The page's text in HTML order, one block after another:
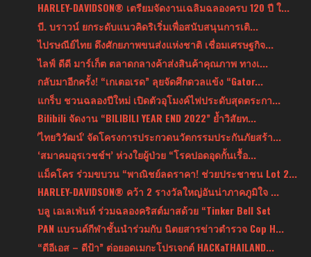
HARLEY-DAVIDSON® เตรียมจัดงานเฉลิมฉลองครบ 120 ปี ใ...
บี. บราวน์ ยกระดับแนวคิดริเริ่มเพื่อสนับสนุนการเติ...
ไปรษณีย์ไทย ดึงศักยภาพขนส่งแห่งชาติ เชื่อมเศรษฐกิจ...
ไลฟ์ ดีดี มาร์เก็ต ตลาดกลางค้าส่งสินค้าคุณภาพ ทางเ...
กลับมาอีกครั้ง! “เกเตอเรด” ลุยจัดศึกดวลแข้ง “Gator...
แกร็บ ชวนฉลองปีใหม่ เปิดตัวอุโมงค์ไฟประดับสุดตระกา...
Bilibili จัดงาน “BILIBILI YEAR END 2022” ย้ำวิสัยท...
'ไทยวิวัฒน์' จัดโครงการประกวดนวัตกรรมประกันภัยสร้า...
‘สมาคมอุรเวชช์ฯ’ ห่วงใยผู้ป่วย “โรคปอดอุดกั้นเรื้อ...
แม็คโคร ร่วมขบวน “พาณิชย์ลดราคา! ช่วยประชาชน Lot 2...
HARLEY-DAVIDSON® คว้า 2 รางวัลใหญ่อันน่าภาคภูมิใจ ...
บลู เอเลเฟ่นท์ ร่วมฉลองคริสต์มาสด้วย “Tinker Bell Set
PAN แบรนด์กีฬาชั้นนำร่วมกับ นิตยสารข่าวตำรวจ Cop H...
“ดีอีเอส – ดีป้า” ต่อยอดเมกะโปรเจกต์ HACKaTHAILAND...